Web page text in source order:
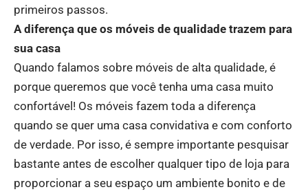
primeiros passos.
A diferença que os móveis de qualidade trazem para
sua casa
Quando falamos sobre móveis de alta qualidade, é
porque queremos que você tenha uma casa muito
confortável! Os móveis fazem toda a diferença
quando se quer uma casa convidativa e com conforto
de verdade. Por isso, é sempre importante pesquisar
bastante antes de escolher qualquer tipo de loja para
proporcionar a seu espaço um ambiente bonito e de